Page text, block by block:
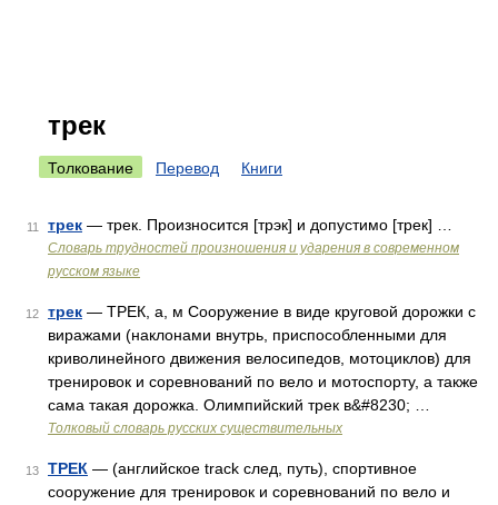
трек
Толкование Перевод Книги
11 трек — трек. Произносится [трэк] и допустимо [трек] …
Словарь трудностей произношения и ударения в современном
русском языке
12 трек — ТРЕК, а, м Сооружение в виде круговой дорожки с
виражами (наклонами внутрь, приспособленными для
криволинейного движения велосипедов, мотоциклов) для
тренировок и соревнований по вело и мотоспорту, а также
сама такая дорожка. Олимпийский трек в&#8230; …
Толковый словарь русских существительных
13 ТРЕК — (английское track след, путь), спортивное
сооружение для тренировок и соревнований по вело и